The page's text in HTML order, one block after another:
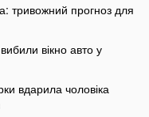
тривожний прогноз для
вікно авто у
вдарила чоловіка